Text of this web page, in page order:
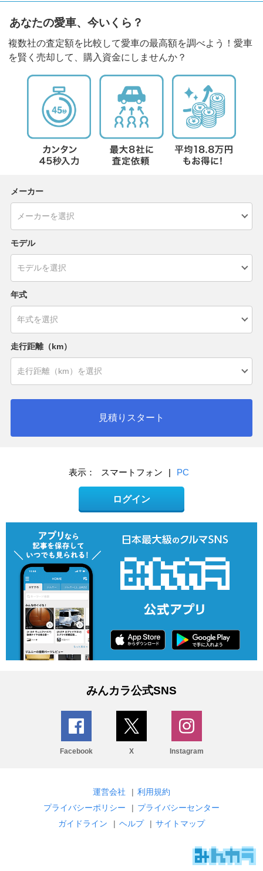
あなたの愛車、今いくら？
複数社の査定額を比較して愛車の最高額を調べよう！愛車
を賢く売却して、購入資金にしませんか？
メーカー
モデル
年式
走行距離（km）
見積りスタート
表示： スマートフォン | PC
ログイン
みんカラ公式SNS
Facebook X Instagram
運営会社 | 利用規約
プライバシーポリシー
| プライバシーセンター
ガイドライン
| ヘルプ | サイトマップ